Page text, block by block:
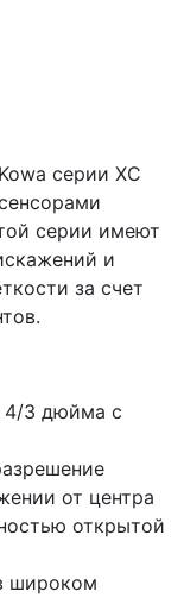
серии XC
серии имеют
и
за счет
4/3 дюйма с
от центра
открытой
широком